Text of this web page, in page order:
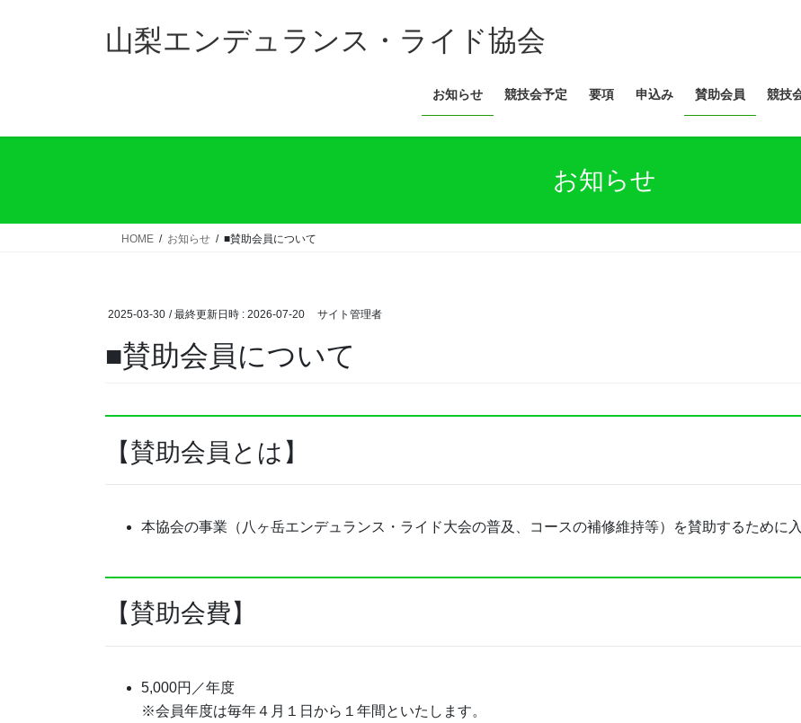
ス
ン
山梨エンデュランス・ライド協会
お知らせ 競技会予定 要項 申込み 賛助会員 競技
お知らせ
HOME お知らせ ■賛助会員について
2025-03-30 / 最終更新日時 : 2026-07-20 サイト管理者
■賛助会員について
【賛助会員とは】
本協会の事業（八ヶ岳エンデュランス・ライド大会の普及、コースの補修維持等）を賛助するために
【賛助会費】
5,000円／年度
※会員年度は毎年４月１日から１年間といたします。